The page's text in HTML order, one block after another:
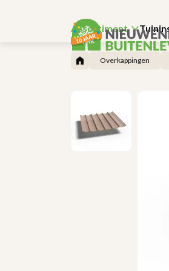
Assortiment
Overkappingen